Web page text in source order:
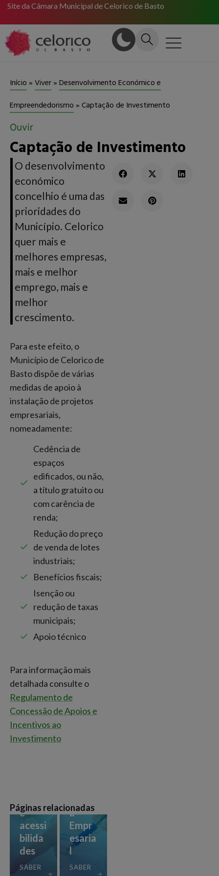
Site da Câmara Municipal de Celorico de Basto
Início »Viver»Desenvolvimento Económico e
Empreendedorismo »Captação de Investimento
Ouvir
Captação de Investimento
O desenvolvimento
económico
concelhio é uma das
prioridades do
Município. Celorico
quer mais e
melhores empresas,
mais e melhor
emprego, mais e
melhor
crescimento.
Para este efeito, o
Município de Celorico de
Basto dispõe de várias
medidas de apoio à
instalação de projetos
empresariais,
nomeadamente:
Cedência de
espaços
edificados, ou não,
a título gratuito ou
com carência de
renda;
Redução do preço
de venda de lotes
industriais;
Benefícios fiscais;
Isenção ou
redução de taxas
municipais;
Apoio técnico
Para informação mais
detalhada consulte o
Regulamento de
Concessão de Apoios e
Incentivos ao
Investimento
Páginas relacionadas
e
acessi
bilida
des
SABER
a
Empr
esaria
l
SABER
Apoio